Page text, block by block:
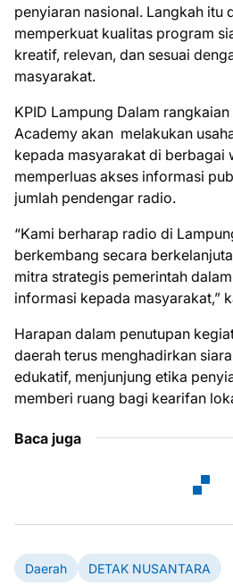
penyiaran nasional. Langkah itu
memperkuat kualitas program
kreatif, relevan, dan sesuai
masyarakat.
KPID Lampung Dalam
Academy akan melakukan
kepada masyarakat di berbagai
memperluas akses informasi
jumlah pendengar radio.
“Kami berharap radio di
berkembang secara
mitra strategis pemerintah
informasi kepada masyarakat,”
Harapan dalam penutupan
daerah terus menghadirkan
edukatif, menjunjung etika
memberi ruang bagi kearifan
Baca juga
Daerah DETAK NUSANTARA